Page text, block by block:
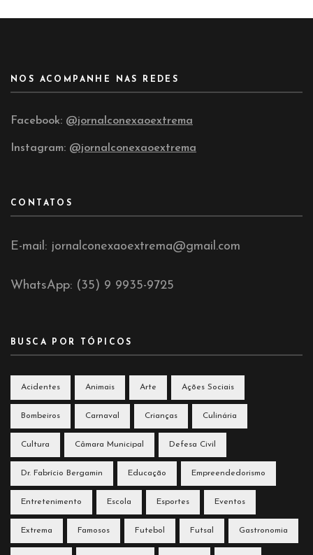
NOS ACOMPANHE NAS REDES
Facebook: @jornalconexaoextrema
Instagram: @jornalconexaoextrema
CONTATOS
E-mail: jornalconexaoextrema@gmail.com
WhatsApp: (35) 9 9935-9725
BUSCA POR TÓPICOS
Acidentes Animais Arte Ações Sociais
Bombeiros Carnaval Crianças Culinária
Cultura Câmara Municipal Defesa Civil
Dr. Fabrício Bergamin Educação Empreendedorismo
Entretenimento Escola Esportes Eventos
Extrema Famosos Futebol Futsal Gastronomia